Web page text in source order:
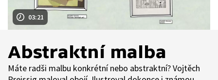
03:21
Abstraktní malba
Máte radši malbu konkrétní nebo abstraktní? Vojtěch